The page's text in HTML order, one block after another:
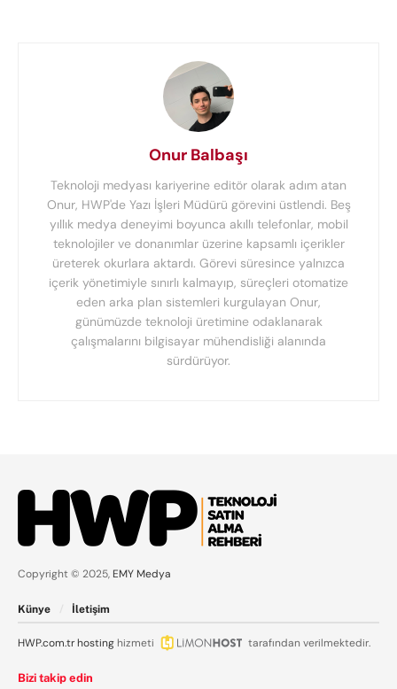
Onur Balbaşı
Teknoloji medyası kariyerine editör olarak adım atan
Onur, HWP'de Yazı İşleri Müdürü görevini üstlendi. Beş
yıllık medya deneyimi boyunca akıllı telefonlar, mobil
teknolojiler ve donanımlar üzerine kapsamlı içerikler
üreterek okurlara aktardı. Görevi süresince yalnızca
içerik yönetimiyle sınırlı kalmayıp, süreçleri otomatize
eden arka plan sistemleri kurgulayan Onur,
günümüzde teknoloji üretimine odaklanarak
çalışmalarını bilgisayar mühendisliği alanında
sürdürüyor.
Copyright © 2025, EMY Medya
Künye İletişim
HWP.com.trhosting hizmeti tarafından verilmektedir.
Bizi takip edin